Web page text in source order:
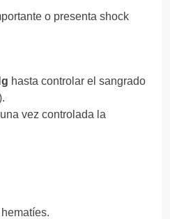
o presenta shock
hasta controlar el sangrado
una vez controlada la